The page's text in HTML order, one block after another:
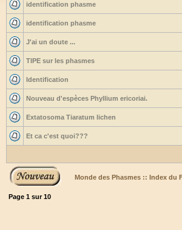
identification phasme
identification phasme
J'ai un doute ...
TIPE sur les phasmes
Identification
Nouveau d'espèces Phyllium ericoriai.
Extatosoma Tiaratum lichen
Et ca c'est quoi???
Monde des Phasmes :: Index du
Page 1 sur10